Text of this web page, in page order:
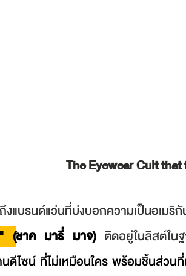
The Eyewear Cult
แบรนด์แว่นที่บ่งบอกความเป็นอเม
(ชาค มารี่ มาจ) ติดอยู่ในลิสต์ใน
นดีไซน์ ที่ไม่เหมือนใคร พร้อมชิ้นส่ว